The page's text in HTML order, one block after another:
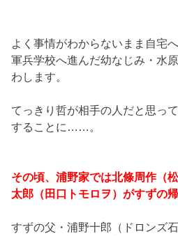
よく事情がわからないまま自宅
軍兵学校へ進んだ幼なじみ・水
わします。
てっきり哲が相手の人だと思っ
することに……。
その頃、浦野家では北條周作（
太郎（田口トモロヲ）がすずの
すずの父・浦野十郎（ドロンズ